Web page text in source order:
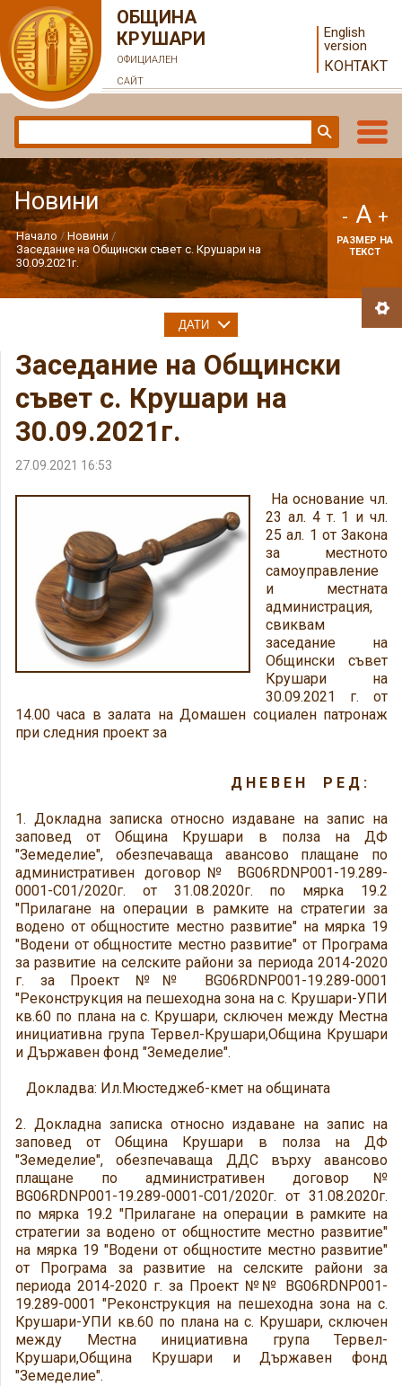
ОБЩИНА
КРУШАРИ
ОФИЦИАЛЕН
САЙТ
English
version
КОНТАКТ
Новини
Начало
Новини
Заседание на Общински съвет с. Крушари на
30.09.2021г.
- A +
РАЗМЕР НА
ТЕКСТ
Заседание на Общински
съвет с. Крушари на
30.09.2021г.
27.09.2021 16:53
На основание чл.
23 ал. 4 т. 1 и чл.
25 ал. 1 от Закона
за местното
самоуправление
и местната
администрация,
свиквам
заседание на
Общински съвет
Крушари на
30.09.2021 г. от
14.00 часа в залата на Домашен социален патронаж
при следния проект за
Д Н Е В Е Н Р Е Д :
1. Докладна записка относно издаване на запис на
заповед от Община Крушари в полза на ДФ
"Земеделие", обезпечаваща авансово плащане по
административен договор№ BG06RDNP001-19.289-
0001-С01/2020г. от 31.08.2020г. по мярка 19.2
"Прилагане на опeрации в рамките на стратегии за
водено от общностите местно развитие" на мярка 19
"Водени от общностите местно развитие" от Програма
за развитие на селските райони за периода 2014-2020
г. за Проект №№ BG06RDNP001-19.289-0001
"Реконструкция на пешеходна зона на с. Крушари-УПИ
кв.60 по плана на с. Крушари, сключен между Местна
инициативна група Тервел-Крушари,Община Крушари
и Държавен фонд "Земеделие".
Докладва: Ил.Мюстеджеб-кмет на общината
2. Докладна записка относно издаване на запис на
заповед от Община Крушари в полза на ДФ
"Земеделие", обезпечаваща ДДС върху авансово
плащане по административен договор№
BG06RDNP001-19.289-0001-С01/2020г. от 31.08.2020г.
по мярка 19.2 "Прилагане на опeрации в рамките на
стратегии за водено от общностите местно развитие"
на мярка 19 "Водени от общностите местно развитие"
от Програма за развитие на селските райони за
периода 2014-2020 г. за Проект №№ BG06RDNP001-
19.289-0001 "Реконструкция на пешеходна зона на с.
Крушари-УПИ кв.60 по плана на с. Крушари, сключен
между Местна инициативна група Тервел-
Крушари,Община Крушари и Държавен фонд
"Земеделие".
ДАТИ